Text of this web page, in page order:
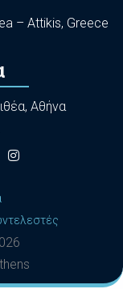
– Attikis, Greece
Αθήνα